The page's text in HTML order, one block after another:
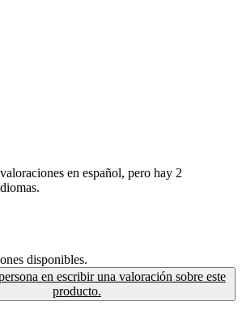
en español, pero hay 2
disponibles.
en escribir una valoración sobre este
producto.